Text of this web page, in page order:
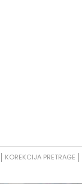
KOREKCIJA PRETRAGE